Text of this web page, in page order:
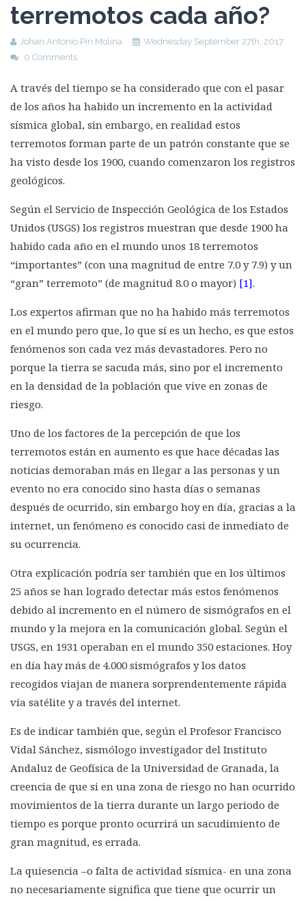
terremotos cada año?
Johan Antonio Pin Molina
Wednesday September 27th, 2017
0 Comments
A través del tiempo se ha considerado que con el pasar
de los años ha habido un incremento en la actividad
sísmica global, sin embargo, en realidad estos
terremotos forman parte de un patrón constante que se
ha visto desde los 1900, cuando comenzaron los registros
geológicos.
Según el Servicio de Inspección Geológica de los Estados
Unidos (USGS) los registros muestran que desde 1900 ha
habido cada año en el mundo unos 18 terremotos
“importantes” (con una magnitud de entre 7.0 y 7.9) y un
“gran” terremoto” (de magnitud 8.0 o mayor) [1].
Los expertos afirman que no ha habido más terremotos
en el mundo pero que, lo que sí es un hecho, es que estos
fenómenos son cada vez más devastadores. Pero no
porque la tierra se sacuda más, sino por el incremento
en la densidad de la población que vive en zonas de
riesgo.
Uno de los factores de la percepción de que los
terremotos están en aumento es que hace décadas las
noticias demoraban más en llegar a las personas y un
evento no era conocido sino hasta días o semanas
después de ocurrido, sin embargo hoy en día, gracias a la
internet, un fenómeno es conocido casi de inmediato de
su ocurrencia.
Otra explicación podría ser también que en los últimos
25 años se han logrado detectar más estos fenómenos
debido al incremento en el número de sismógrafos en el
mundo y la mejora en la comunicación global. Según el
USGS, en 1931 operaban en el mundo 350 estaciones. Hoy
en día hay más de 4.000 sismógrafos y los datos
recogidos viajan de manera sorprendentemente rápida
vía satélite y a través del internet.
Es de indicar también que, según el Profesor Francisco
Vidal Sánchez, sismólogo investigador del Instituto
Andaluz de Geofísica de la Universidad de Granada, la
creencia de que si en una zona de riesgo no han ocurrido
movimientos de la tierra durante un largo periodo de
tiempo es porque pronto ocurrirá un sacudimiento de
gran magnitud, es errada.
La quiesencia –o falta de actividad sísmica- en una zona
no necesariamente significa que tiene que ocurrir un